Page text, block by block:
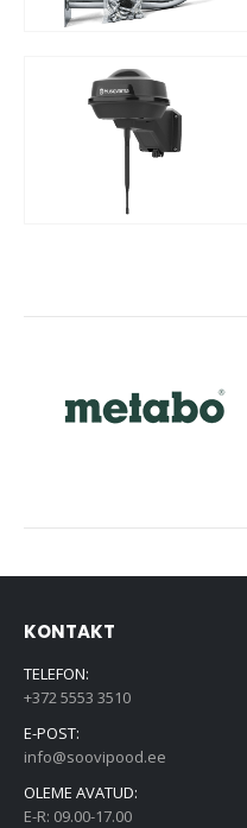
KONTAKT
TELEFON:
+372 5553 3510
E-POST:
info@soovipood.ee
OLEME AVATUD:
E-R: 09.00-17.00